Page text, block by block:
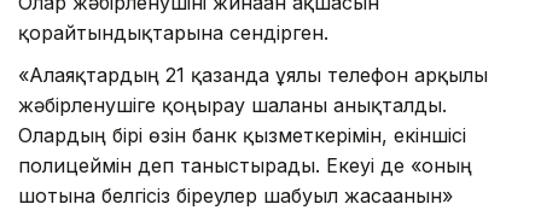
қорғайтындықтарына сендірген.
«Алаяқтардың 21 қазанда ұялы телефон арқылы
жәбірленушіге қоңырау шалғаны анықталды.
Олардың бірі өзін банк қызметкерімін, екіншісі
полицеймін деп таныстырады. Екеуі де «оның
шотына белгісіз біреулер шабуыл жасағанын»